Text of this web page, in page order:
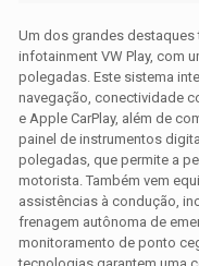
Um dos grandes
infotainment VW Play, com
polegadas. Este sistema
navegação, conectividade
e Apple CarPlay, além de
painel de instrumentos
polegadas, que permite a
motorista. Também vem
assistências à condução,
frenagem autônoma de
monitoramento de ponto